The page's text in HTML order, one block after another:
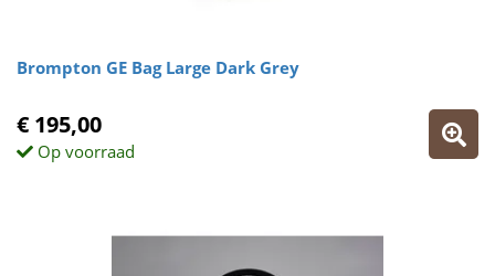
Brompton GE Bag Large Dark Grey
€ 195,00
Op voorraad